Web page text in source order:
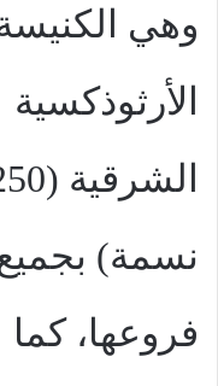
وهي
الأرثوذكسية
الشرقية (250 مليون
نسمة)
فروعها، كما